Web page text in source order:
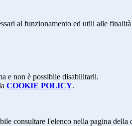
al funzionamento ed utili alle
e non è possibile disabilitarli.
COOKIE POLICY.
consultare l'elenco nella pagina della